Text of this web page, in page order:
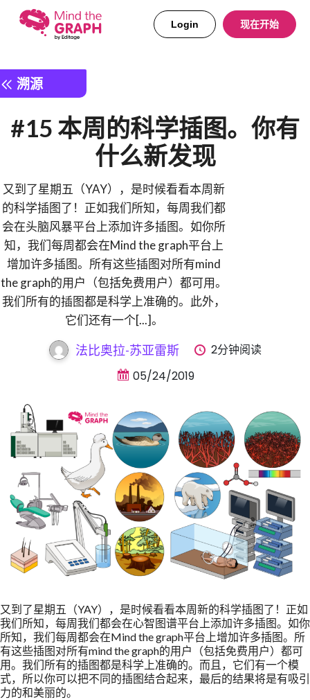
Login 现在开始
溯源
#15 本周的科学插图。你有
什么新发现
又到了星期五（YAY），是时候看看本周新
的科学插图了！正如我们所知，每周我们都
会在头脑风暴平台上添加许多插图。如你所
知，我们每周都会在Mind the graph平台上
增加许多插图。所有这些插图对所有mind
the graph的用户（包括免费用户）都可用。
我们所有的插图都是科学上准确的。此外，
它们还有一个[...]。
法比奥拉-苏亚雷斯
2分钟阅读
05/24/2019
又到了星期五（YAY），是时候看看本周新的科学插图了！正如
我们所知，每周我们都会在心智图谱平台上添加许多插图。如你
所知，我们每周都会在Mind the graph平台上增加许多插图。所
有这些插图对所有mind the graph的用户（包括免费用户）都可
用。我们所有的插图都是科学上准确的。而且，它们有一个模
式，所以你可以把不同的插图结合起来，最后的结果将是有吸引
力的和美丽的。